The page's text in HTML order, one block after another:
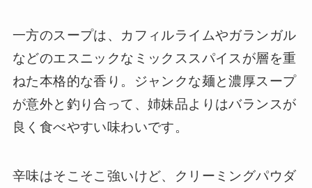
一方のスープは、カフィルライムやガランガル
などのエスニックなミックススパイスが層を重
ねた本格的な香り。ジャンクな麺と濃厚スープ
が意外と釣り合って、姉妹品よりはバランスが
良く食べやすい味わいです。
辛味はそこそこ強いけど、クリーミングパウダ